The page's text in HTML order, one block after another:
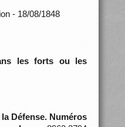
- 18/08/1848
les forts ou les
Défense. Numéros